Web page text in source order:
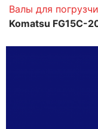
Валы для
Komatsu FG15C-